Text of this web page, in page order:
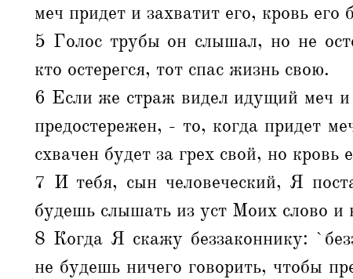
меч придет и захватит его, кровь его
5 Голос трубы он слышал, но не
кто остерегся, тот спас жизнь свою.
6 Если же страж видел идущий меч
предостережен, - то, когда придет
схвачен будет за грех свой, но
7 И тебя, сын человеческий, Я
будешь слышать из уст Моих слово и
8 Когда Я скажу беззаконнику:
не будешь ничего говорить, чтобы